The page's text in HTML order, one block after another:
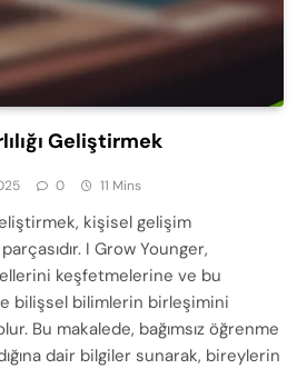
Geliştirmek
0 11 Mins
geliştirmek, kişisel gelişim
I Grow Younger,
keşfetmelerine ve bu
bilişsel bilimlerin birleşimini
Bu makalede, bağımsız öğrenme
dair bilgiler sunarak, bireylerin